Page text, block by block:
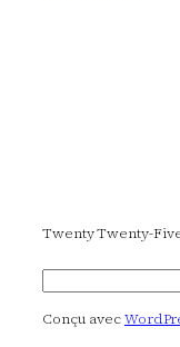
Twenty Twenty-
Rechercher
Conçu avec